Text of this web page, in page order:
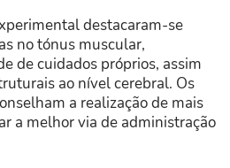
destacaram-se
no tónus muscular,
de cuidados próprios, assim
ao nível cerebral. Os
a realização de mais
a melhor via de administração